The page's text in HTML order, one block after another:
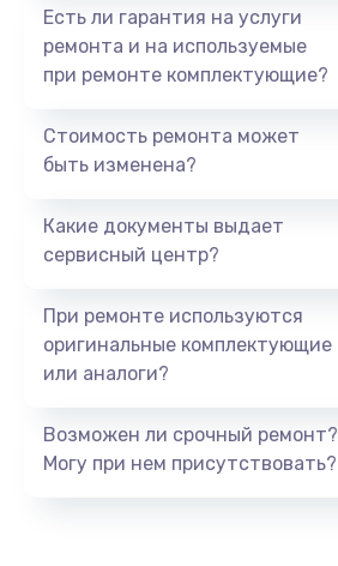
Есть ли гарантия на услуги
ремонта и на используемые
при ремонте комплектующие?
Стоимость ремонта может
быть изменена?
Какие документы выдает
сервисный центр?
При ремонте используются
оригинальные комплектующие
или аналоги?
Возможен ли срочный ремонт?
Могу при нем присутствовать?